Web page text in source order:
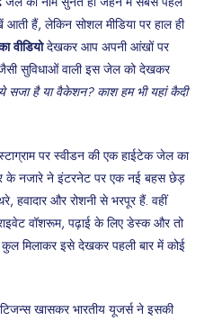
हैं, लेकिन सोशल मीडिया पर हाल ही
वीडियोदेखकर आप अपनी आंखों पर
सुविधाओं वाली इस जेल को देखकर
ये सजा है या वैकेशन? काश हम भी यहां कैदी
पर स्वीडन की एक हाईटेक जेल का
के नजारे ने इंटरनेट पर एक नई बहस छेड़
और रोशनी से भरपूर हैं. वहीं
वॉशरूम, पढ़ाई के लिए डेस्क और तो
मिलाकर इसे देखकर पहली बार में कोई
खासकर भारतीय यूजर्स ने इसकी